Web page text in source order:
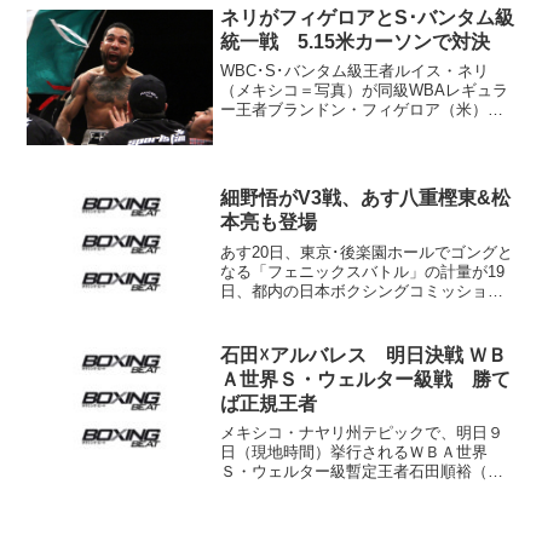
た２ラウンドのスパーリングでは、シャ
ープな左ストレート、アッ...
ネリがフィゲロアとS･バンタム級
統一戦 5.15米カーソンで対決
WBC･S･バンタム級王者ルイス・ネリ
（メキシコ＝写真）が同級WBAレギュラ
ー王者ブランドン・フィゲロア（米）と
ークで予定される...
細野悟がV3戦、あす八重樫東&松
本亮も登場
あす20日、東京･後楽園ホールでゴングと
なる「フェニックスバトル」の計量が19
日、都内の日本ボクシングコミッション
の細野悟（大橋）はリミットの57.1キ
ロ、初挑戦とな...
石田☓アルバレス 明日決戦 ＷＢ
Ａ世界Ｓ・ウェルター級戦 勝て
ば正規王者
メキシコ・ナヤリ州テピックで、明日９
日（現地時間）挙行されるＷＢＡ世界
Ｓ・ウェルター級暫定王者石田順裕（金